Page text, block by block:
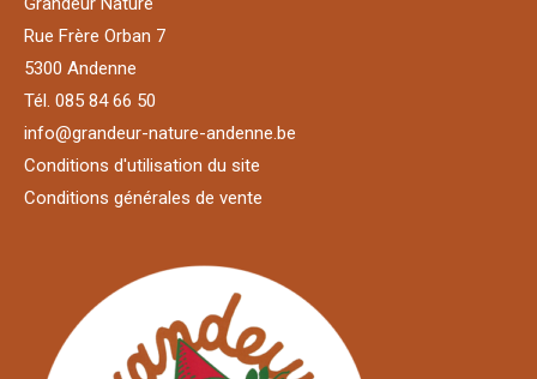
Rue Frère Orban 7
5300 Andenne
Tél. 085 84 66 50
info@grandeur-nature-andenne.be
Conditions d'utilisation du site
Conditions générales de vente